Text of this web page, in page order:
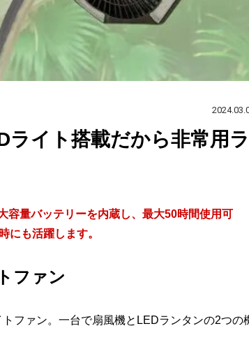
ライト搭載だから非常用ラ
量バッテリーを内蔵し、最大50時間使用可
にも活躍します。
ファン
ファン。一台で扇風機とLEDランタンの2つの